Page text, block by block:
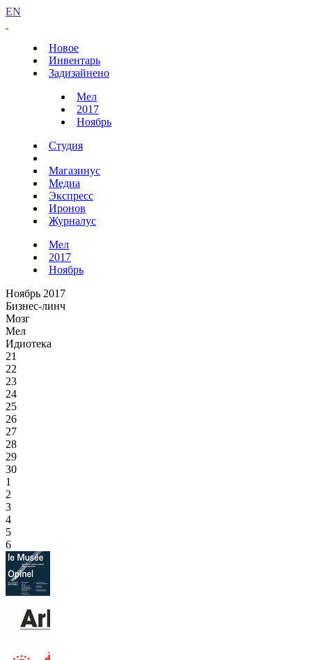
EN
Новое
Инвентарь
Задизайнено
Мел
2017
Ноябрь
Студия
Магазинус
Медиа
Экспресс
Иронов
Журналус
Мел
2017
Ноябрь
Ноябрь 2017
Бизнес-линч
Мозг
Мел
Идиотека
21
22
23
24
25
26
27
28
29
30
1
2
3
4
5
6